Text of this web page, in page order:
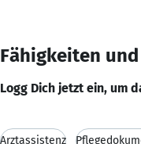
Fähigkeiten
Logg Dich jetzt ein, um
Arztassistenz